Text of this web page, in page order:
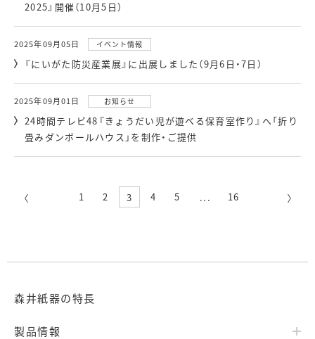
2025』開催（10月5日）
2025年09月05日 イベント情報
『にいがた防災産業展』に出展しました（9月6日・7日）
2025年09月01日 お知らせ
24時間テレビ48『きょうだい児が遊べる保育室作り』へ「折り
畳みダンボールハウス」を制作・ご提供
1 2 3 4 5 ... 16
森井紙器の特長
製品情報